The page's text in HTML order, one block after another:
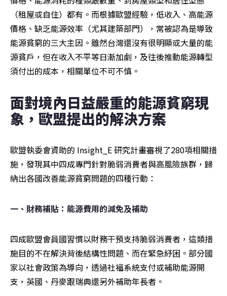
（租屋或自住）都有。而根據歐盟經驗，低收入、高能源
價格、缺乏能源效率（尤其建築部門），常被認為是導致
能源貧窮的三大主因。雖然台灣還沒有很明顯或大量的能
源貧戶，但在收入不平等日漸加劇，及往後推動能源轉型
須付出的成本，相關單位不可不慎。
面對境內日益嚴重的能源貧窮現
象，歐盟提出的解決方案
歐盟執委會資助的 Insight_E 研究計畫審視了280項相關措
施，發現其中四成專門針對脆弱消費者與高風險族群，歸
納出各國改善能源貧窮問題的四種行動：
一、財務補貼：能源費用的減免及補助
四成歐盟會員國習慣以財務干預支持脆弱消費者，這類措
施目的不在解決背後結構性問題、而在緊急紓困。部分國
家以社會政策為導向，透過社福系統支付或補助能源開
支，英國、丹麥跟瑞典還另外補助年長者。